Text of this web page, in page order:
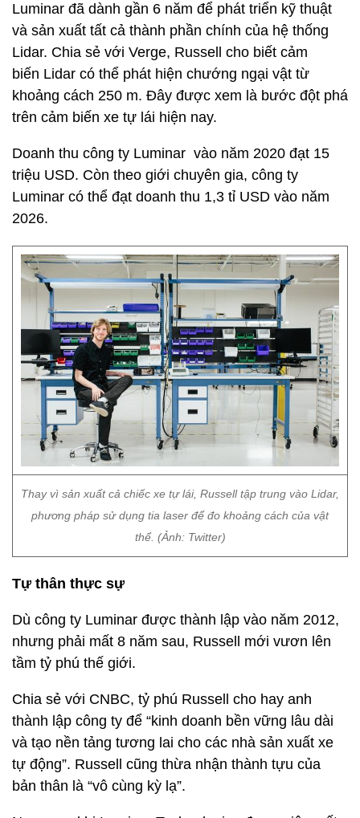
Luminar đã dành gần 6 năm để phát triển kỹ thuật
và sản xuất tất cả thành phần chính của hệ thống
Lidar. Chia sẻ với Verge, Russell cho biết cảm
biến Lidar có thể phát hiện chướng ngại vật từ
khoảng cách 250 m. Đây được xem là bước đột phá
trên cảm biến xe tự lái hiện nay.
Doanh thu công ty Luminar vào năm 2020 đạt 15
triệu USD. Còn theo giới chuyên gia, công ty
Luminar có thể đạt doanh thu 1,3 tỉ USD vào năm
2026.
Thay vì sản xuất cả chiếc xe tự lái, Russell tập trung vào Lidar,
phương pháp sử dụng tia laser để đo khoảng cách của vật
thể. (Ảnh: Twitter)
Tự thân thực sự
Dù công ty Luminar được thành lập vào năm 2012,
nhưng phải mất 8 năm sau, Russell mới vươn lên
tầm tỷ phú thế giới.
Chia sẻ với CNBC, tỷ phú Russell cho hay anh
thành lập công ty để “kinh doanh bền vững lâu dài
và tạo nền tảng tương lai cho các nhà sản xuất xe
tự động”. Russell cũng thừa nhận thành tựu của
bản thân là “vô cùng kỳ lạ”.